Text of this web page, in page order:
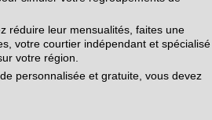
réduire leur mensualités, faites une
votre courtier indépendant et spécialisé
votre région.
personnalisée et gratuite, vous devez